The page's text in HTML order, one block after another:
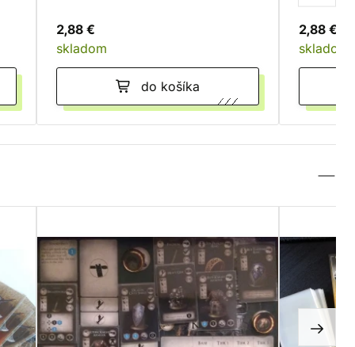
2,88 €
skladom
do košíka
2,88 €
skladom